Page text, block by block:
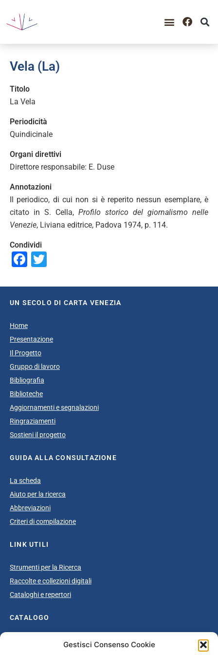
Gestisci Consenso Cookie
Vela (La)
Titolo
La Vela
Periodicità
Quindicinale
Organi direttivi
Direttore responsabile: E. Duse
Annotazioni
Il periodico, di cui non si è reperito nessun esemplare, è
citato in S. Cella, Profilo storico del giornalismo nelle
Venezie, Liviana editrice, Padova 1974, p. 114.
Condividi
Facebook
UN SECOLO DI CARTA VENEZIA
Home
Presentazione
Il Progetto
Gruppo di lavoro
Bibliografia
Biblioteche
Aggiornamenti e segnalazioni
Ringraziamenti
Sostieni il progetto
GUIDA ALLA CONSULTAZIONE
La scheda
Aiuto per la ricerca
Abbreviazioni
Criteri di compilazione
LINK UTILI
Strumenti per la Ricerca
Raccolte e collezioni digitali
Cataloghi e repertori
CATALOGO
Catalogo completo